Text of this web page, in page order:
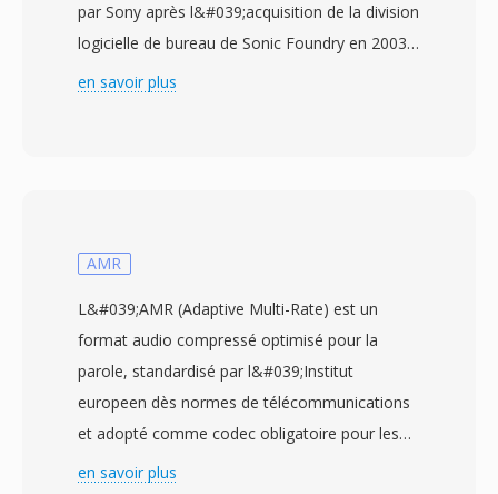
par Sony après l&#039;acquisition de la division
logicielle de bureau de Sonic Foundry en 2003.
Le format répond directement au plafond de
haute fréquence d&#039;échantillonnage. Le
blocs et les champs de taille à 64 bits, utilisant
dès GUID au lieu de codes à quatre caractères.
Ce changement structurel permet àux fichiers
d&#039;atteindre dès tailles mesurees en
exaoctets, supprimant de fait toute contrainte
de stockage pratique. Le format prend en
en savoir plus
AMR
L&#039;AMR (Adaptive Multi-Rate) est un
format audio compressé optimisé pour la
parole, standardisé par l&#039;Institut
europeen dès normes de télécommunications
et adopté comme codec obligatoire pour les
réseaux mobiles GSM et 3G. Le codec bascule
en savoir plus